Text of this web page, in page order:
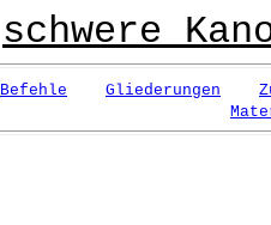
schwere
Befehle Gliederungen